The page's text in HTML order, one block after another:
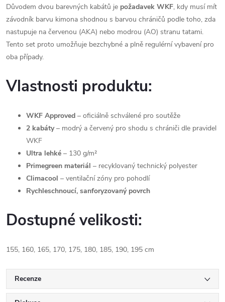
Důvodem dvou barevných kabátů je požadavek WKF, kdy musí mít
závodník barvu kimona shodnou s barvou chráničů podle toho, zda
nastupuje na červenou (AKA) nebo modrou (AO) stranu tatami.
Tento set proto umožňuje bezchybné a plně regulérní vybavení pro
oba případy.
Vlastnosti produktu:
WKF Approved – oficiálně schválené pro soutěže
2 kabáty– modrý a červený pro shodu s chrániči dle pravidel
WKF
Ultra lehké – 130 g/m²
Primegreen materiál – recyklovaný technický polyester
Climacool – ventilační zóny pro pohodlí
Rychleschnoucí, sanforyzovaný povrch
Dostupné velikosti:
155, 160, 165, 170, 175, 180, 185, 190, 195 cm
Recenze